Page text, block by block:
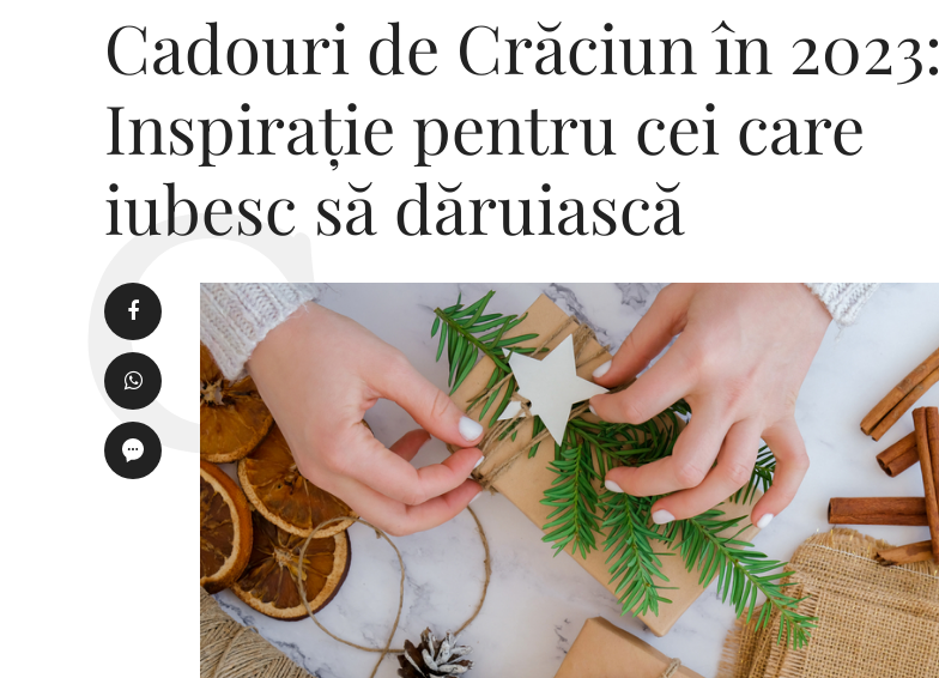
Cadouri de Crăciun în 2023:
Inspirație pentru cei care
iubesc să dăruiască